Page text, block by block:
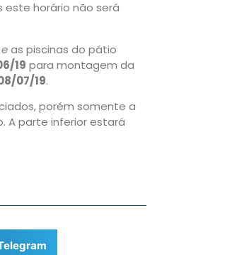
este horário não será
eas piscinas do pátio
19 para montagem da
07/19.
porém somente a
A parte inferior estará